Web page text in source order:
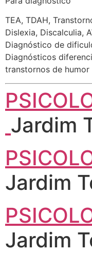
TEA, TDAH,
Dislexia, Discalculia,
Diagnóstico de
Diagnósticos
transtornos de humor
Jardim
Jardim
Jardim